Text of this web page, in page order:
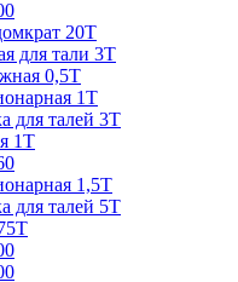
20T
для тали 3Т
0,5Т
1Т
для талей 3Т
1Т
1,5Т
для талей 5Т